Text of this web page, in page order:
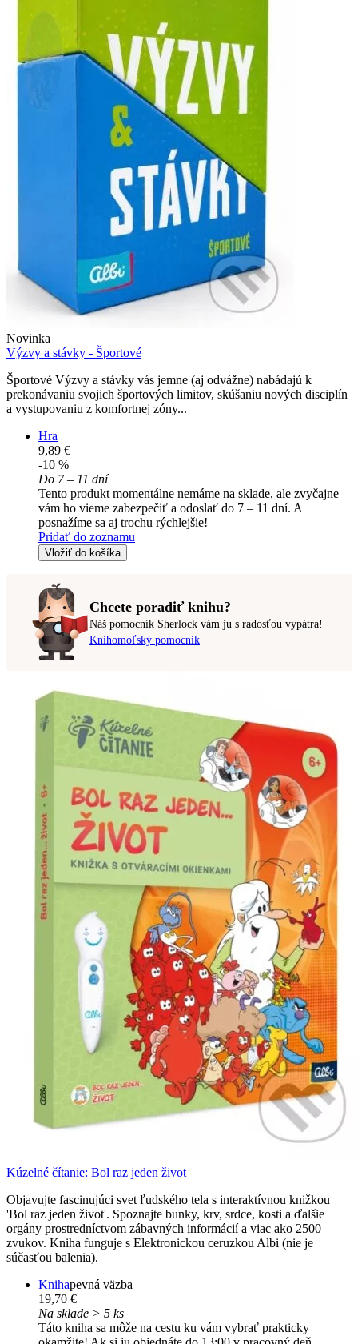
Novinka
Výzvy a stávky - Športové
Športové Výzvy a stávky vás jemne (aj odvážne) nabádajú k
prekonávaniu svojich športových limitov, skúšaniu nových disciplín
a vystupovaniu z komfortnej zóny...
Hra
9,89 €
-10 %
Do 7 – 11 dní
Tento produkt momentálne nemáme na sklade, ale zvyčajne
vám ho vieme zabezpečiť a odoslať do 7 – 11 dní. A
posnažíme sa aj trochu rýchlejšie!
Pridať do zoznamu
Vložiť do košíka
Chcete poradiť knihu?
Náš pomocník Sherlock vám ju s radosťou vypátra!
Knihomoľský pomocník
Kúzelné čítanie: Bol raz jeden život
Objavujte fascinujúci svet ľudského tela s interaktívnou knižkou
'Bol raz jeden život'. Spoznajte bunky, krv, srdce, kosti a ďalšie
orgány prostredníctvom zábavných informácií a viac ako 2500
zvukov. Kniha funguje s Elektronickou ceruzkou Albi (nie je
súčasťou balenia).
Knihapevná väzba
19,70 €
Na sklade > 5 ks
Táto kniha sa môže na cestu ku vám vybrať prakticky